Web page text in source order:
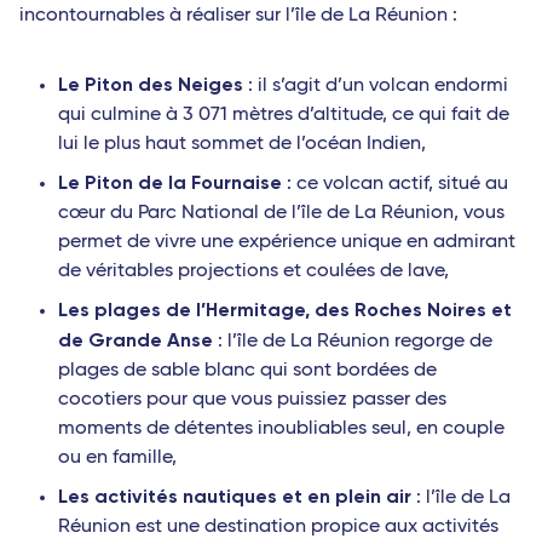
incontournables à réaliser sur l’île de La Réunion :
Le Piton des Neiges : il s’agit d’un volcan endormi
qui culmine à 3 071 mètres d’altitude, ce qui fait de
lui le plus haut sommet de l’océan Indien,
Le Piton de la Fournaise : ce volcan actif, situé au
cœur du Parc National de l’île de La Réunion, vous
permet de vivre une expérience unique en admirant
de véritables projections et coulées de lave,
Les plages de l’Hermitage, des Roches Noires et
de Grande Anse : l’île de La Réunion regorge de
plages de sable blanc qui sont bordées de
cocotiers pour que vous puissiez passer des
moments de détentes inoubliables seul, en couple
ou en famille,
Les activités nautiques et en plein air : l’île de La
Réunion est une destination propice aux activités